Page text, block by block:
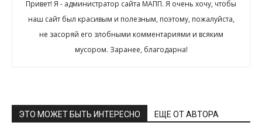
Привет! Я - администратор сайта МАПП. Я очень хочу, чтобы
наш сайт был красивым и полезным, поэтому, пожалуйста,
не засоряй его злобными комментариями и всяким
мусором. Заранее, благодарна!
ЭТО МОЖЕТ БЫТЬ ИНТЕРЕСНО ЕЩЕ ОТ АВТОРА